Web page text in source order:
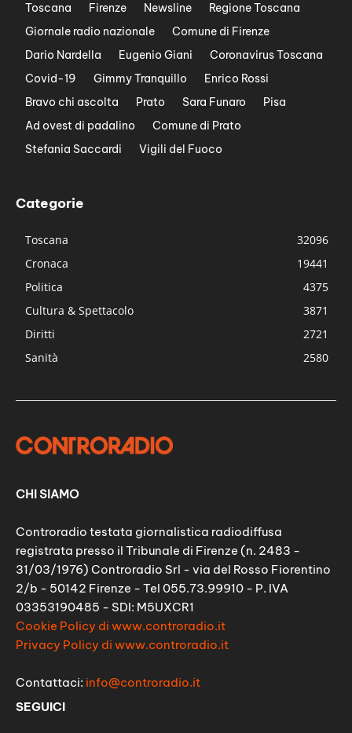
Toscana Firenze Newsline
Regione Toscana
Giornale radio nazionale
Comune di Firenze
Dario Nardella
Eugenio Giani
Coronavirus Toscana
Covid-19
Gimmy Tranquillo
Enrico Rossi
Bravo chi ascolta
Prato Sara Funaro
Pisa
Ad ovest di padalino
Comune di Prato
Stefania Saccardi
Vigili del Fuoco
Categorie
Toscana
32096
Cronaca
19441
Politica
4375
Cultura & Spettacolo
3871
Diritti
2721
Sanità
2580
CHI SIAMO
Controradio testata giornalistica radiodiffusa
registrata presso il Tribunale di Firenze (n. 2483 -
31/03/1976) Controradio Srl - via del Rosso Fiorentino
2/b - 50142 Firenze - Tel 055.73.99910 - P. IVA
03353190485 - SDI: M5UXCR1
Cookie Policy di www.controradio.it
Privacy Policy di www.controradio.it
Contattaci: info@controradio.it
SEGUICI